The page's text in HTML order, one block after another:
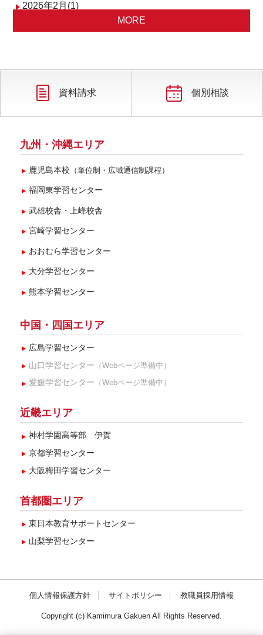
2026年2月(1)
2025年8月(1)
2025年7月(1)
2025年2月(1)
MORE
資料請求 個別相談
九州・沖縄エリア
鹿児島本校 （単位制・広域通信制課程）
福岡東学習センター
武雄校舎・上峰校舎
宮崎学習センター
おおむら学習センター
大分学習センター
熊本学習センター
中国・四国エリア
広島学習センター
山口学習センター （Webページ準備中）
愛媛学習センター （Webページ準備中）
近畿エリア
神村学園高等部 伊賀
京都学習センター
大阪梅田学習センター
首都圏エリア
東日本教育サポートセンター
山梨学習センター
個人情報保護方針 サイトポリシー 教職員採用情報
Copyright (c) Kamimura Gakuen All Rights Reserved.